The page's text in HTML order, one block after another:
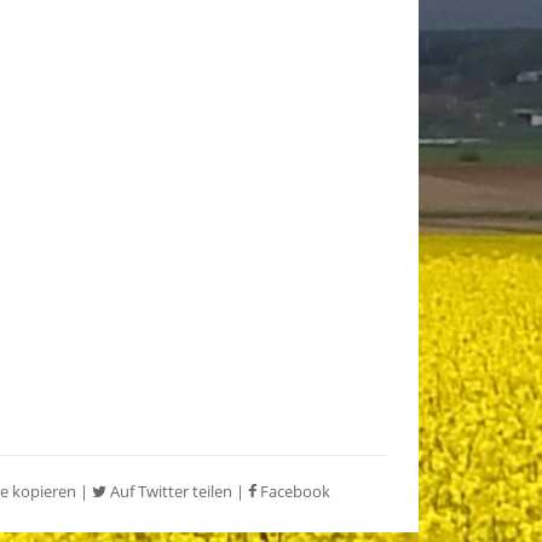
kopieren | Auf Twitter teilen | Facebook